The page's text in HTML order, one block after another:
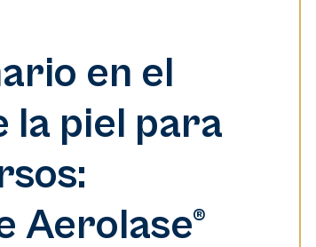
en el
la piel para
Aerolase®